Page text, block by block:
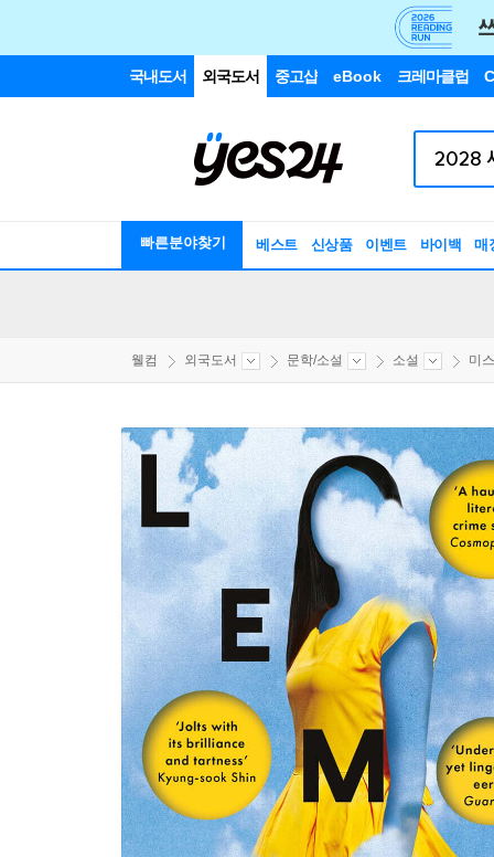
국내도서 외국도서 중고샵 eBook 크레마클럽
빠른분야찾기 베스트 신상품 이벤트 바이백 매
웰컴 외국도서 문학/소설 소설 미